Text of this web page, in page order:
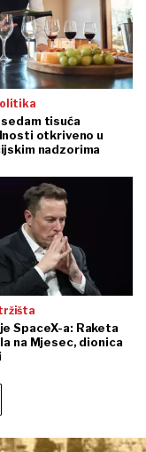
tisuća
otkriveno u
nadzorima
SpaceX-a: Raketa
na Mjesec, dionica